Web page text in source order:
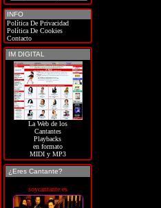
INFO
Política De Privacidad
Política De Cookies
Contacto
IM DIGITAL
La Web de los
Cantantes
Playbacks
en formato
MIDI y MP3
¿Eres Cantante?
soycantante.es